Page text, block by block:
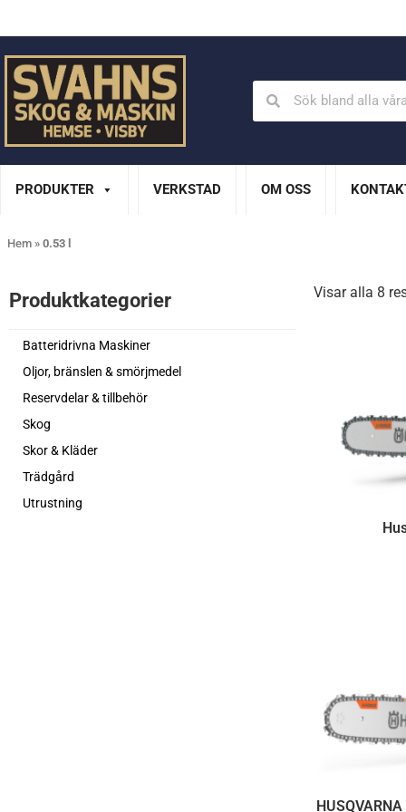
PRODUKTER VERKSTAD OM OSS
Hem » 0.53 l
Produktkategorier​
Batteridrivna Maskiner
Oljor, bränslen & smörjmedel
Reservdelar & tillbehör
Skog
Skor & Kläder
Trädgård
Utrustning
Visar alla 8